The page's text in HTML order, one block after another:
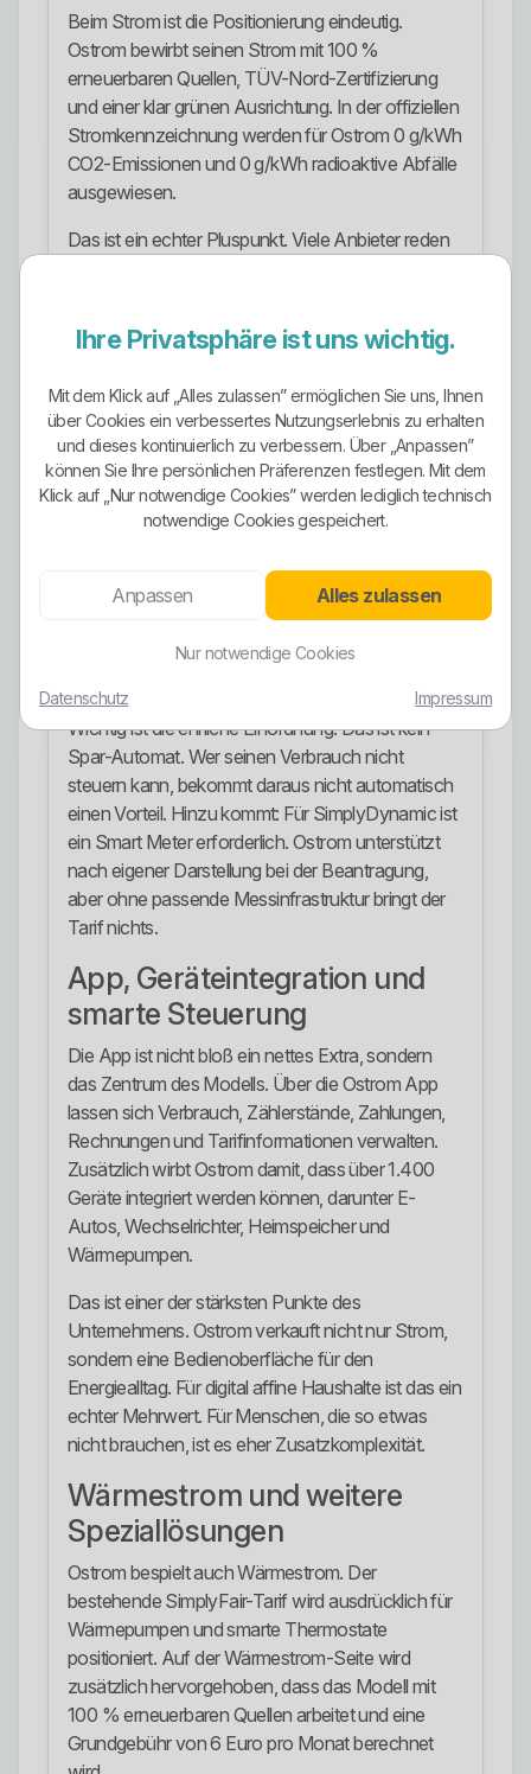
Beim Strom ist die Positionierung eindeutig.
Ostrom bewirbt seinen Strom mit 100 %
erneuerbaren Quellen, TÜV-Nord-Zertifizierung
und einer klar grünen Ausrichtung. In der offiziellen
Stromkennzeichnung werden für Ostrom 0 g/kWh
CO2-Emissionen und 0 g/kWh radioaktive Abfälle
ausgewiesen.
Das ist ein echter Pluspunkt. Viele Anbieter reden
dieser Stelle deutlich klarer. Trotzdem gilt wie
immer: Ein grünes Label ersetzt keinen harten
Dynamischer Tarif und Smart
Meter
Ein klarer Unterschied zu vielen traditionellen
SimplyDynamic. Dieser passt sich stündlich an den
Strommarktpreis an. Laut Ostrom können
Kundinnen und Kunden ihren Verbrauch in
günstige Stunden verschieben und so ihre
Wichtig ist die ehrliche Einordnung: Das ist kein
Spar-Automat. Wer seinen Verbrauch nicht
steuern kann, bekommt daraus nicht automatisch
einen Vorteil. Hinzu kommt: Für SimplyDynamic ist
ein Smart Meter erforderlich. Ostrom unterstützt
nach eigener Darstellung bei der Beantragung,
aber ohne passende Messinfrastruktur bringt der
Tarif nichts.
App, Geräteintegration und
smarte Steuerung
Die App ist nicht bloß ein nettes Extra, sondern
das Zentrum des Modells. Über die Ostrom App
lassen sich Verbrauch, Zählerstände, Zahlungen,
Rechnungen und Tarifinformationen verwalten.
Zusätzlich wirbt Ostrom damit, dass über 1.400
Geräte integriert werden können, darunter E-
Autos, Wechselrichter, Heimspeicher und
Wärmepumpen.
Das ist einer der stärksten Punkte des
Unternehmens. Ostrom verkauft nicht nur Strom,
sondern eine Bedienoberfläche für den
Energiealltag. Für digital affine Haushalte ist das ein
echter Mehrwert. Für Menschen, die so etwas
nicht brauchen, ist es eher Zusatzkomplexität.
Wärmestrom und weitere
Speziallösungen
Ostrom bespielt auch Wärmestrom. Der
bestehende SimplyFair-Tarif wird ausdrücklich für
Wärmepumpen und smarte Thermostate
positioniert. Auf der Wärmestrom-Seite wird
zusätzlich hervorgehoben, dass das Modell mit
100 % erneuerbaren Quellen arbeitet und eine
Grundgebühr von 6 Euro pro Monat berechnet
Ihre Privatsphäre ist uns wichtig.
Mit dem Klick auf „Alles zulassen” ermöglichen Sie uns, Ihnen
über Cookies ein verbessertes Nutzungserlebnis zu erhalten
und dieses kontinuierlich zu verbessern. Über „Anpassen”
können Sie Ihre persönlichen Präferenzen festlegen. Mit dem
Klick auf „Nur notwendige Cookies” werden lediglich technisch
notwendige Cookies gespeichert.
Anpassen Alles zulassen
Nur notwendige Cookies
Datenschutz Impressum